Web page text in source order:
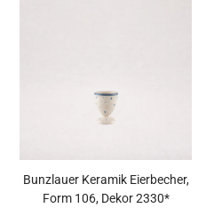
Bunzlauer Keramik Eierbecher,
Form 106, Dekor 2330*